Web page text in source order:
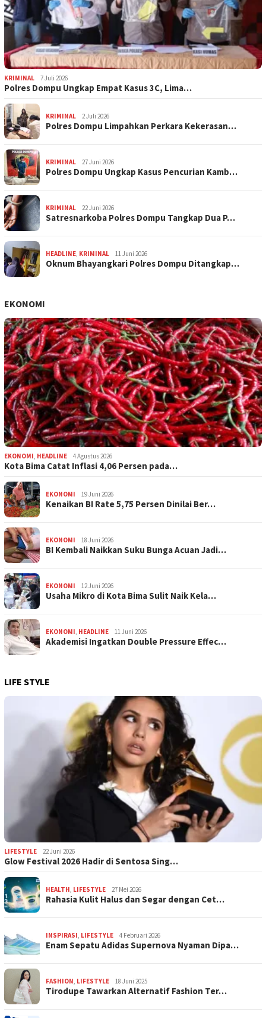
KRIMINAL 7 Juli 2026
Polres Dompu Ungkap Empat Kasus 3C, Lima…
KRIMINAL 2 Juli 2026
Polres Dompu Limpahkan Perkara Kekerasan…
KRIMINAL 27 Juni 2026
Polres Dompu Ungkap Kasus Pencurian Kamb…
KRIMINAL 22 Juni 2026
Satresnarkoba Polres Dompu Tangkap Dua P…
HEADLINE, KRIMINAL 11 Juni 2026
Oknum Bhayangkari Polres Dompu Ditangkap…
EKONOMI
EKONOMI, HEADLINE 4 Agustus 2026
Kota Bima Catat Inflasi 4,06 Persen pada…
EKONOMI 19 Juni 2026
Kenaikan BI Rate 5,75 Persen Dinilai Ber…
EKONOMI 18 Juni 2026
BI Kembali Naikkan Suku Bunga Acuan Jadi…
EKONOMI 12 Juni 2026
Usaha Mikro di Kota Bima Sulit Naik Kela…
EKONOMI, HEADLINE 11 Juni 2026
Akademisi Ingatkan Double Pressure Effec…
LIFE STYLE
LIFESTYLE 22 Juni 2026
Glow Festival 2026 Hadir di Sentosa Sing…
HEALTH, LIFESTYLE 27 Mei 2026
Rahasia Kulit Halus dan Segar dengan Cet…
INSPIRASI, LIFESTYLE 4 Februari 2026
Enam Sepatu Adidas Supernova Nyaman Dipa…
FASHION, LIFESTYLE 18 Juni 2025
Tirodupe Tawarkan Alternatif Fashion Ter…